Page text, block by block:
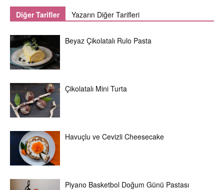
Diğer Tarifler Yazarın Diğer Tarifleri
Beyaz Çikolatalı Rulo Pasta
Çikolatalı Mini Turta
Havuçlu ve Cevizli Cheesecake
Piyano Basketbol Doğum Günü Pastası